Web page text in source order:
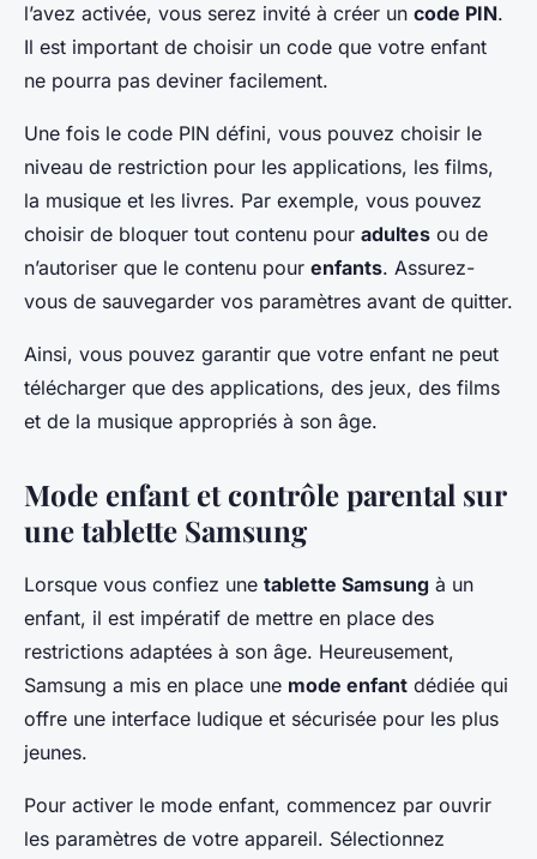
l’avez activée, vous serez invité à créer un code PIN.
Il est important de choisir un code que votre enfant
ne pourra pas deviner facilement.
Une fois le code PIN défini, vous pouvez choisir le
niveau de restriction pour les applications, les films,
la musique et les livres. Par exemple, vous pouvez
choisir de bloquer tout contenu pour adultes ou de
n’autoriser que le contenu pour enfants. Assurez-
vous de sauvegarder vos paramètres avant de quitter.
Ainsi, vous pouvez garantir que votre enfant ne peut
télécharger que des applications, des jeux, des films
et de la musique appropriés à son âge.
Mode enfant et contrôle parental sur
une tablette Samsung
Lorsque vous confiez une tablette Samsung à un
enfant, il est impératif de mettre en place des
restrictions adaptées à son âge. Heureusement,
Samsung a mis en place une mode enfant dédiée qui
offre une interface ludique et sécurisée pour les plus
jeunes.
Pour activer le mode enfant, commencez par ouvrir
les paramètres de votre appareil. Sélectionnez